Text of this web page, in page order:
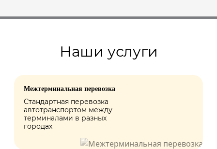
Наши услуги
Межтерминальная перевозка
Стандартная перевозка
автотранспортом между
терминалами в разных
городах